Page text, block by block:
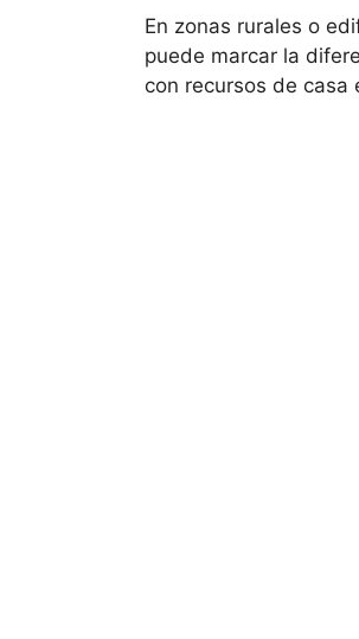
En zonas rurales o
puede marcar la
con recursos de casa